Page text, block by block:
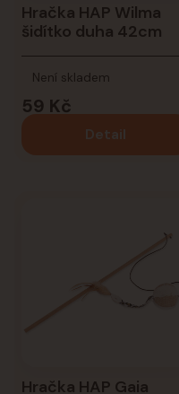
Hračka HAP Wilma
šidítko duha 42cm
59 Kč
Není skladem
Detail
Hračka HAP Gaia